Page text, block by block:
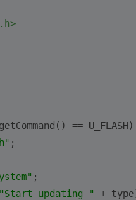
getCommand () == U_FLASH)
;
;
"Start updating "
+